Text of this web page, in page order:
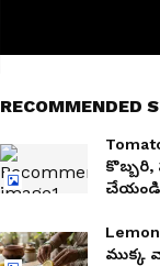
RECOMMENDED
కొబ్బరి,
ముక్క